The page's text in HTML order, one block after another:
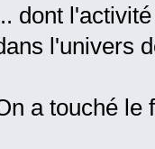
dont
l'univers
a touché le